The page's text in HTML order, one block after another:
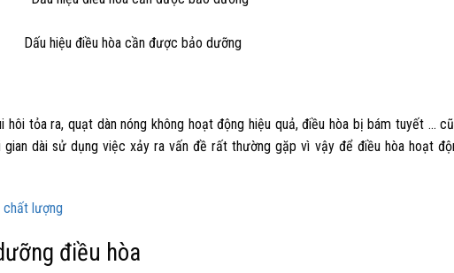
Dấu hiệu điều hòa cần được bảo dưỡng
hôi tỏa ra, quạt dàn nóng không hoạt động hiệu quả, điều hòa bị bám tuyết …
dài sử dụng việc xảy ra vấn đề rất thường gặp vì vậy để điều hòa hoạt
chất lượng
điều hòa